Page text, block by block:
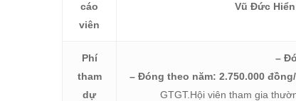
cáo
viên
Vũ Đức
Phí
tham
dự
–
– Đóng theo năm: 2.750.000
GTGT.Hội viên tham gia